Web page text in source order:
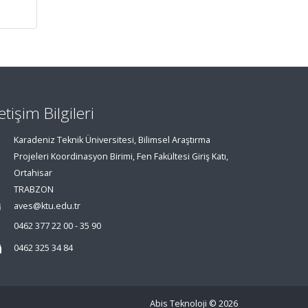
Bilgileri
Karadeniz Teknik Üniversitesi, Bilimsel Araştırma
Projeleri Koordinasyon Birimi, Fen Fakültesi Giriş Katı,
Ortahisar
TRABZON
aves@ktu.edu.tr
0462 377 22 00 - 35 90
0462 325 34 84
Abis Teknoloji © 2026